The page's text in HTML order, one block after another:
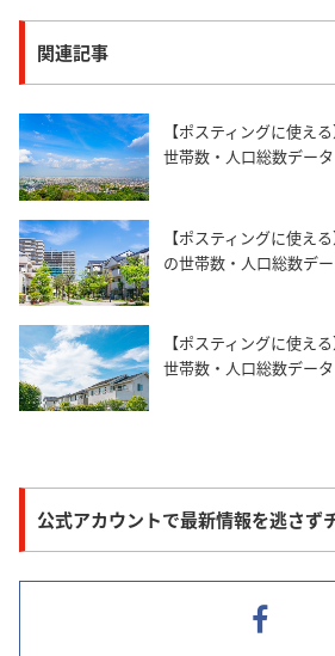
関連記事
【ポスティングに使え
世帯数・人口総数データ
【ポスティングに使え
の世帯数・人口総数デ
【ポスティングに使え
世帯数・人口総数データ
公式アカウントで最新情報を逃さず